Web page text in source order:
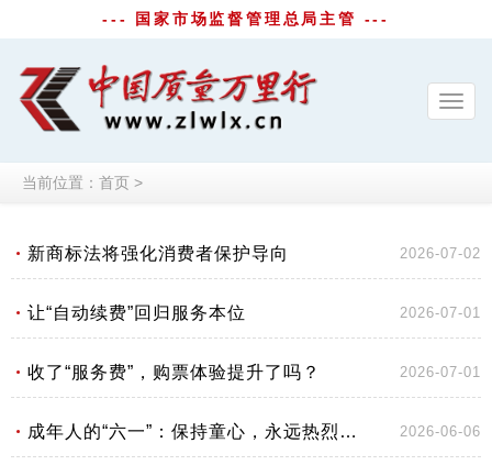
--- 国家市场监督管理总局主管 ---
当前位置： 首页 >
新商标法将强化消费者保护导向 2026-07-02
让“自动续费”回归服务本位 2026-07-01
收了“服务费”，购票体验提升了吗？ 2026-07-01
成年人的“六一”：保持童心，永远热烈与纯粹 2026-06-06